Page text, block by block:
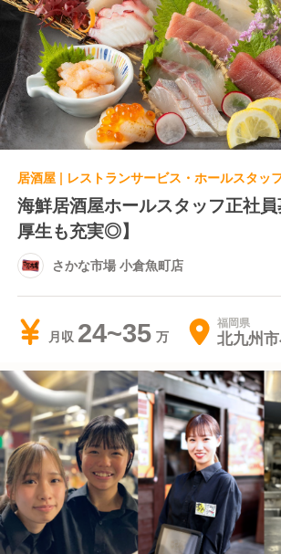
海鮮居酒屋ホールスタッフ正社
厚生も充実◎】
さかな市場 小倉魚町店
月収 24~35 福岡県
北九州